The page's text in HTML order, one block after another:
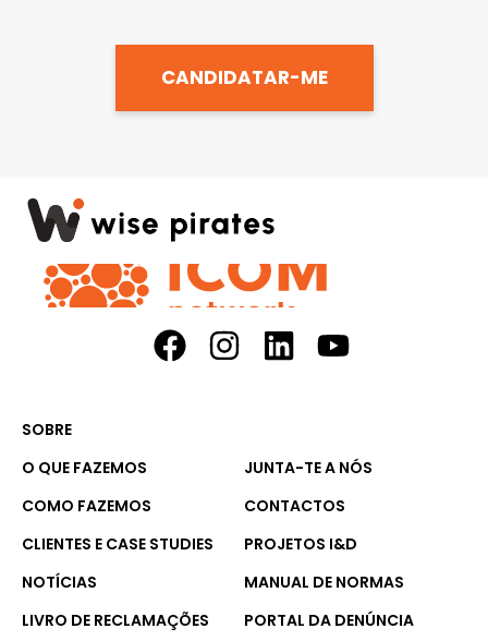
CANDIDATAR-ME
SOBRE
O QUE FAZEMOS
JUNTA-TE A NÓS
COMO FAZEMOS
CONTACTOS
CLIENTES E CASE STUDIES
PROJETOS I&D
NOTÍCIAS
MANUAL DE NORMAS
LIVRO DE RECLAMAÇÕES
PORTAL DA DENÚNCIA